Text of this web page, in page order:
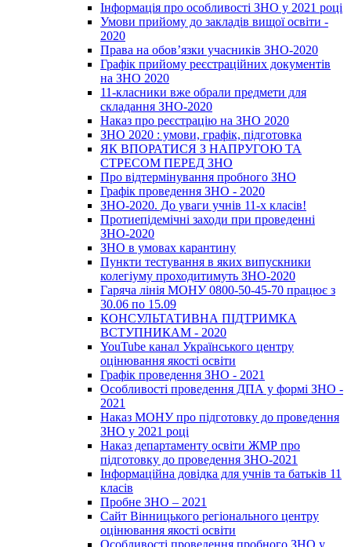
Інформація про особливості ЗНО у 2021 році
Умови прийому до закладів вищої освіти -
2020
Права на обов’язки учасників ЗНО-2020
Графік прийому реєстраційних документів
на ЗНО 2020
11-класники вже обрали предмети для
складання ЗНО-2020
Наказ про реєстрацію на ЗНО 2020
ЗНО 2020 : умови, графік, підготовка
ЯК ВПОРАТИСЯ З НАПРУГОЮ ТА
СТРЕСОМ ПЕРЕД ЗНО
Про відтермінування пробного ЗНО
Графік проведення ЗНО - 2020
ЗНО-2020. До уваги учнів 11-х класів!
Протиепідемічні заходи при проведенні
ЗНО-2020
ЗНО в умовах карантину
Пункти тестування в яких випускники
колегіуму проходитимуть ЗНО-2020
Гаряча лінія МОНУ 0800-50-45-70 працює з
30.06 по 15.09
КОНСУЛЬТАТИВНА ПІДТРИМКА
ВСТУПНИКАМ - 2020
YouTube канал Українського центру
оцінювання якості освіти
Графік проведення ЗНО - 2021
Особливості проведення ДПА у формі ЗНО -
2021
Наказ МОНУ про підготовку до проведення
ЗНО у 2021 році
Наказ департаменту освіти ЖМР про
підготовку до проведення ЗНО-2021
Інформаційна довідка для учнів та батьків 11
класів
Пробне ЗНО – 2021
Сайт Вінницького регіонального центру
оцінювання якості освіти
Особливості проведення пробного ЗНО у